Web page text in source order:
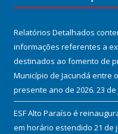
Relatórios Detalhados
informações referentes a
destinados ao fomento de
Município de Jacundá entre
presente ano de 2026. 23
ESF Alto Paraíso é
em horário estendido 21 de